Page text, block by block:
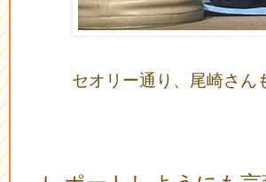
セオリー通り、尾崎さ